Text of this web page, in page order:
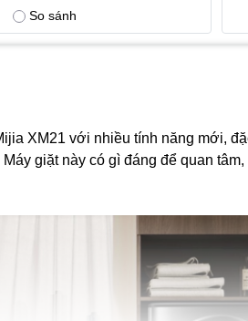
So sánh
XM21 với nhiều tính năng mới,
giặt này có gì đáng để quan